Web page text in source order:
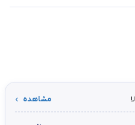
مشاهده